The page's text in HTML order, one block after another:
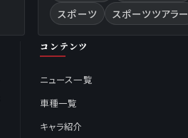
スポーツ
スポーツツアラー
コンテンツ
ニュース一覧
車種一覧
キャラ紹介